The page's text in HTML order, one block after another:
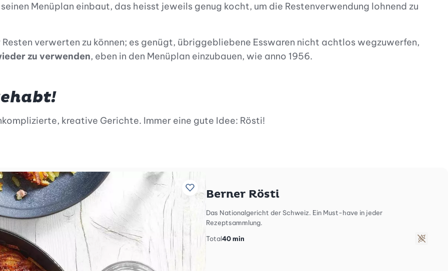
Menüplan einbaut, das heisst jeweils genug kocht, um die Restenverwendung lohnend zu
verwerten zu können; es genügt, übriggebliebene Esswaren nicht achtlos wegzuwerfen,
zu verwenden, eben in den Menüplan einzubauen, wie anno 1956.
kreative Gerichte. Immer eine gute Idee: Rösti!
Zu Lieblingsrezepten hinzufügen
Berner Rösti
Das Nationalgericht der Schweiz. Ein Must-have in jeder
Rezeptsammlung.
Total40 min